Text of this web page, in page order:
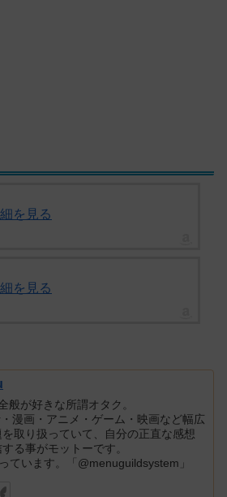
を見る
を見る
般が好きな所謂オタク。
漫画・アニメ・ゲーム・映画など幅広
を取り扱っていて、自分の正直な感想
る事がモットーです。
ています。「@menuguildsystem」